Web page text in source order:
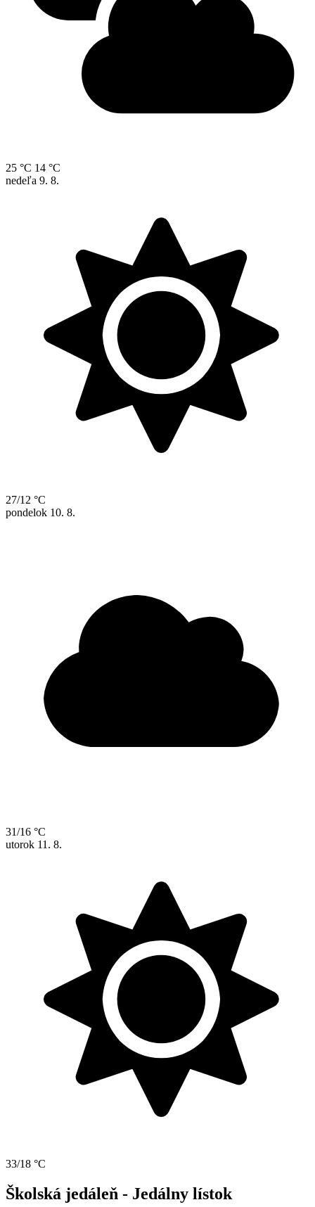
25 °C 14 °C
nedeľa 9. 8.
27/12 °C
pondelok 10. 8.
31/16 °C
utorok 11. 8.
33/18 °C
Školská jedáleň - Jedálny lístok